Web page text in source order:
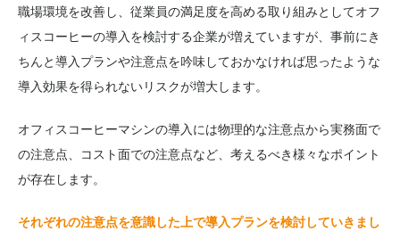
職場環境を改善し、従業員の満足度を高める取り組みとしてオフ
ィスコーヒーの導入を検討する企業が増えていますが、事前にき
ちんと導入プランや注意点を吟味しておかなければ思ったような
導入効果を得られないリスクが増大します。
オフィスコーヒーマシンの導入には物理的な注意点から実務面で
の注意点、コスト面での注意点など、考えるべき様々なポイント
が存在します。
それぞれの注意点を意識した上で導入プランを検討していきまし